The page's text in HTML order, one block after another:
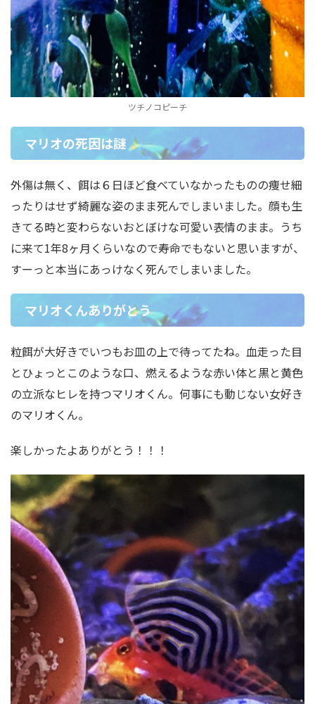
ツチノコピーチ
マリオの死因は謎
外傷は無く、餌は６日ほど食べていなかったものの痩せ細
ったりはせず綺麗な姿のまま死んでしまいました。顔も生
きてる時と変わらないおとぼけな可愛い表情のまま。うち
に来て1年8ヶ月くらいなので寿命でもないと思いますが、
すーっと本当にあっけなく死んでしまいました。
マリオくんありがとう
粒餌が大好きでいつもお皿の上で待ってたね。血走った目
とひょっとこのような口、燃えるような赤い体と黒と黄色
の立派なヒレを持つマリオくん。何事にも動じない女好き
のマリオくん。
楽しかったよありがとう！！！